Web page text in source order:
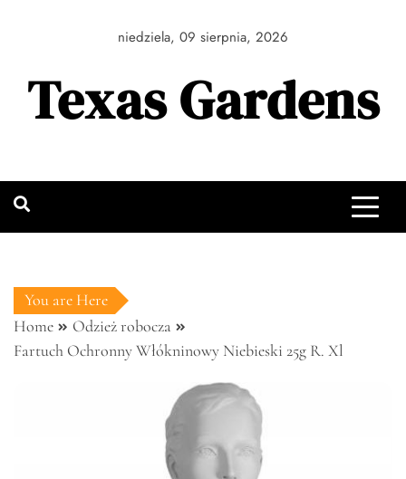
niedziela, 09 sierpnia, 2026
Texas Gardens
You are Here
Home
Odzież robocza
Fartuch Ochronny Włókninowy Niebieski 25g R. Xl